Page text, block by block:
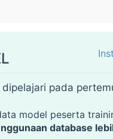
pada
model peserta
database